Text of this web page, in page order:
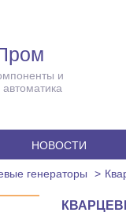
и
НОВОСТИ
генераторы